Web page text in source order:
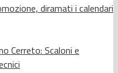
diramati i calendari
Cerreto: Scaloni e